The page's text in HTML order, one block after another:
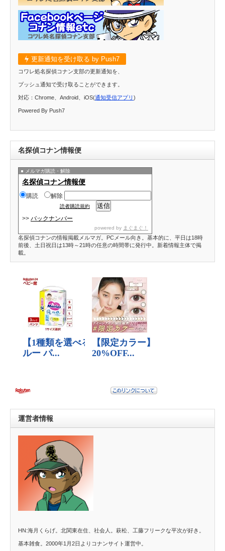
更新通知を受け取る by Push7
コワレ処名探偵コナン支部の更新通知を、
プッシュ通知で受け取ることができます。
対応：Chrome、Android、iOS(通知受信アプリ )
Powered By Push7
名探偵コナン情報便
メルマガ購読・解除
名探偵コナン情報便
購読 解除
読者購読規約
>> バックナンバー
powered by まぐまぐ！
名探偵コナンの情報掲載メルマガ。PCメール向き。基本的に、平日は18時
前後、土日祝日は13時～21時の任意の時間帯に発行中。新着情報主体で掲
載。
運営者情報
HN:海月くらげ。北関東在住、社会人。萩松、工藤フリークな平次が好き。
基本雑食。2000年1月2日よりコナンサイト運営中。